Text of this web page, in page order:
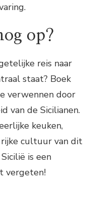
op?
reis naar
staat? Boek
verwennen door
van de Sicilianen.
keuken,
cultuur van dit
is een
vergeten!